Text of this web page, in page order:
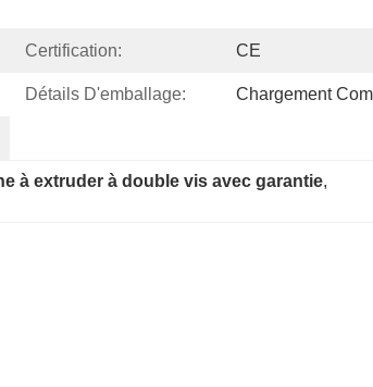
Certification: CE
Détails D'emballage: Chargement
à extruder à double vis avec garantie,